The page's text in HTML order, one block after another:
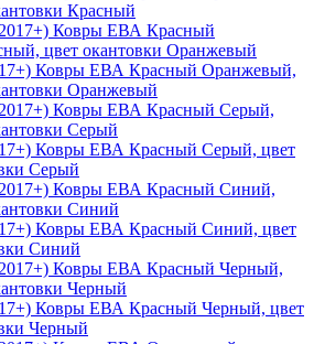
Красный
Ковры ЕВА Красный Оранжевый,
Оранжевый
Ковры ЕВА Красный Серый, цвет
Серый
Ковры ЕВА Красный Синий, цвет
Синий
Ковры ЕВА Красный Черный, цвет
Черный